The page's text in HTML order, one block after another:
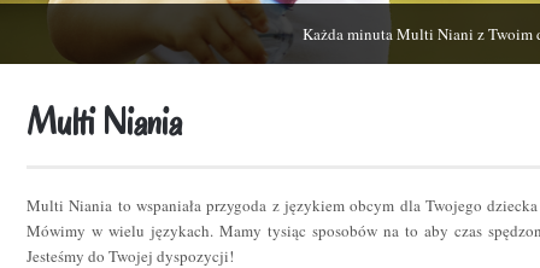
Każda minuta Multi Niani z Twoim
Multi Niania
Multi Niania to wspaniała przygoda z językiem obcym dla Twojego
Mówimy w wielu językach. Mamy tysiąc sposobów na to aby czas
Jesteśmy do Twojej dyspozycji!